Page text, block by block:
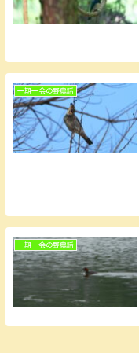
一期一会の野鳥話
一期一会の野鳥話